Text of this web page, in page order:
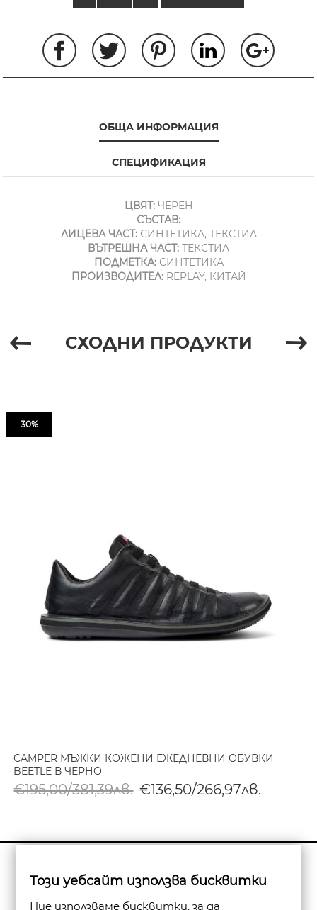
ОБЩА ИНФОРМАЦИЯ
СПЕЦИФИКАЦИЯ
ЦВЯТ:ЧЕРЕН
СЪСТАВ:
ЛИЦЕВА ЧАСТ:СИНТЕТИКА, ТЕКСТИЛ
ВЪТРЕШНА ЧАСТ: ТЕКСТИЛ
ПОДМЕТКА:СИНТЕТИКА
ПРОИЗВОДИТЕЛ:REPLAY, КИТАЙ
СХОДНИ ПРОДУКТИ
30%
CAMPER МЪЖКИ КОЖЕНИ ЕЖЕДНЕВНИ ОБУВКИ
BEETLE В ЧЕРНО
€195,00/381,39лв. €136,50/266,97лв.
Абониране
Този уебсайт използва бисквитки
Ние използваме бисквитки, за да